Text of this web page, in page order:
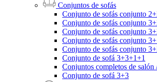
Conjuntos de sofás
Conjunto de sofás conjunto
Conjunto de sofás conjunto
Conjunto de sofás conjunto
Conjunto de sofás conjunto
Conjunto de sofás conjunto
Conjunto de sofá 3+3+1+1
Conjuntos completos de salón
Conjunto de sofá 3+3